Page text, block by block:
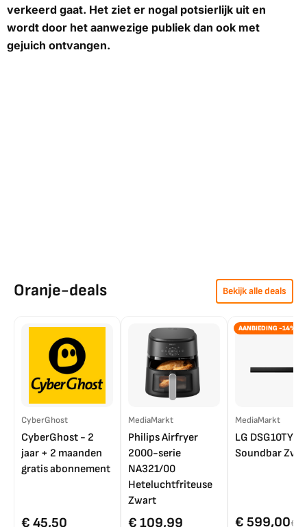
verkeerd gaat. Het ziet er nogal potsierlijk uit en
wordt door het aanwezige publiek dan ook met
gejuich ontvangen.
Oranje-deals Bekijk alle deals
CyberGhost
CyberGhost - 2
jaar + 2 maanden
gratis abonnement
€ 45,50
MediaMarkt
Philips Airfryer
2000-serie
NA321/00
Heteluchtfriteuse
Zwart
€ 109,99
AANBIEDING -14%
MediaMarkt
LG DSG10TY
Soundbar
€ 599,00€